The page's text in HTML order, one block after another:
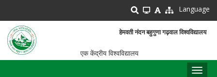
main
content
Language
हेमवती नंदन बहुगुणा गढ़वाल विश्वविद्यालय
एक केंद्रीय विश्वविद्यालय